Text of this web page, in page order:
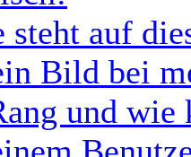
steht auf
Bild bei
und wie